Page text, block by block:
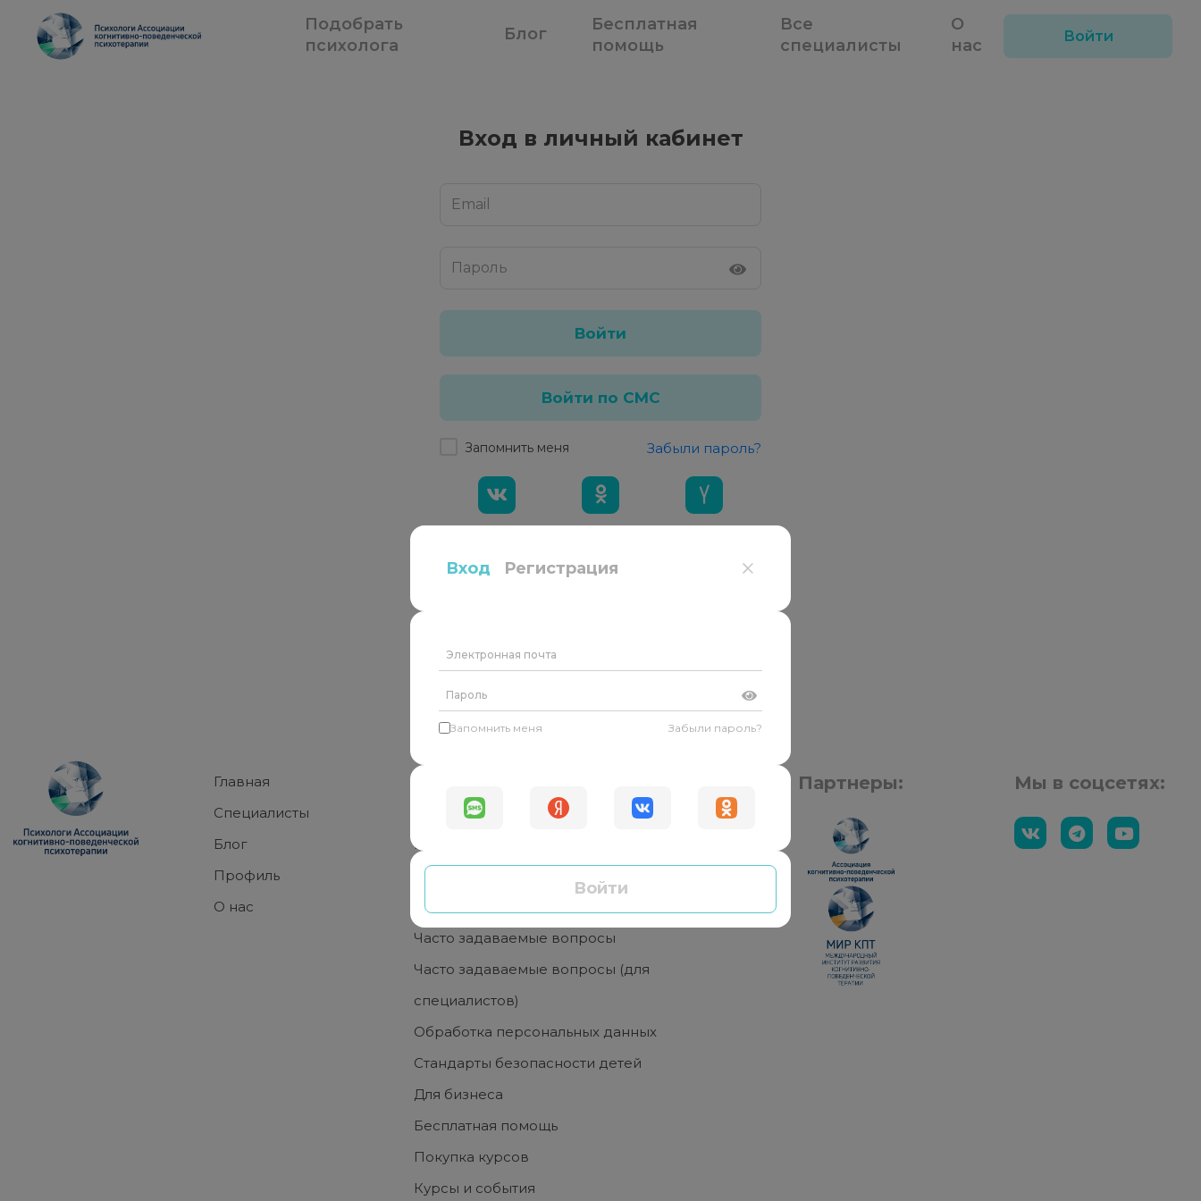
Подобрать
психолога
Блог Бесплатная
помощь
Все
специалисты
О
нас Войти
Вход в личный кабинет
Email
Пароль
Войти по СМС
Запомнить меня Забыли пароль?
Регистрация
Главная
Специалисты
Блог
Профиль
О нас
Специалисту
Пользователю
Связаться с нами
Оплата
Часто задаваемые вопросы
Часто задаваемые вопросы (для
специалистов)
Обработка персональных данных
Стандарты безопасности детей
Для бизнеса
Бесплатная помощь
Покупка курсов
Курсы и события
Партнеры: Мы в соцсетях:
Вход Регистрация
Запомнить меня Забыли пароль?
Войти